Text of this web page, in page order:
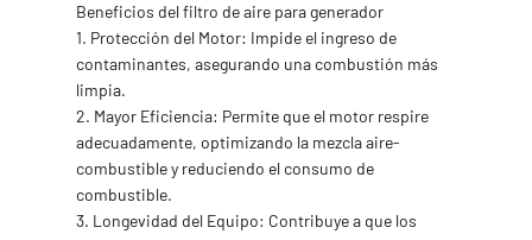
Beneficios del filtro de aire para generador
1. Protección del Motor: Impide el ingreso de
contaminantes, asegurando una combustión más
limpia.
2. Mayor Eficiencia: Permite que el motor respire
adecuadamente, optimizando la mezcla aire-
combustible y reduciendo el consumo de
combustible.
3. Longevidad del Equipo: Contribuye a que los